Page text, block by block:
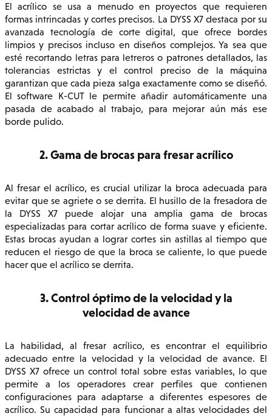
El acrílico se usa a menudo en proyectos que requieren
formas intrincadas y cortes precisos. La DYSS X7 destaca por su
avanzada tecnología de corte digital, que ofrece bordes
limpios y precisos incluso en diseños complejos. Ya sea que
esté recortando letras para letreros o patrones detallados, las
tolerancias estrictas y el control preciso de la máquina
garantizan que cada pieza salga exactamente como se diseñó.
El software K-CUT le permite añadir automáticamente una
pasada de acabado al trabajo, para mejorar aún más ese
borde pulido.
2. Gama de brocas para fresar acrílico
Al fresar el acrílico, es crucial utilizar la broca adecuada para
evitar que se agriete o se derrita. El husillo de la fresadora de
la DYSS X7 puede alojar una amplia gama de brocas
especializadas para cortar acrílico de forma suave y eficiente.
Estas brocas ayudan a lograr cortes sin astillas al tiempo que
reducen el riesgo de que la broca se caliente, lo que puede
hacer que el acrílico se derrita.
3. Control óptimo de la velocidad y la
velocidad de avance
La habilidad, al fresar acrílico, es encontrar el equilibrio
adecuado entre la velocidad y la velocidad de avance. El
DYSS X7 ofrece un control total sobre estas variables, lo que
permite a los operadores crear perfiles que contienen
configuraciones para adaptarse a diferentes espesores de
acrílico. Su capacidad para funcionar a altas velocidades del